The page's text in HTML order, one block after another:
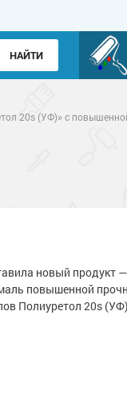
20s (УФ)» с
новый продукт
повышенной
Полиуретол 20s